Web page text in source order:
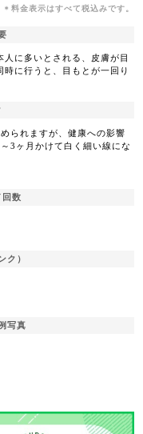
＊ 料金表示はすべて税込みです。
に多いとされる、皮膚が目
に行うと、目もとが一回り
られますが、健康への影響
3ヶ月かけて白く細い線にな
回数
ク）
写真